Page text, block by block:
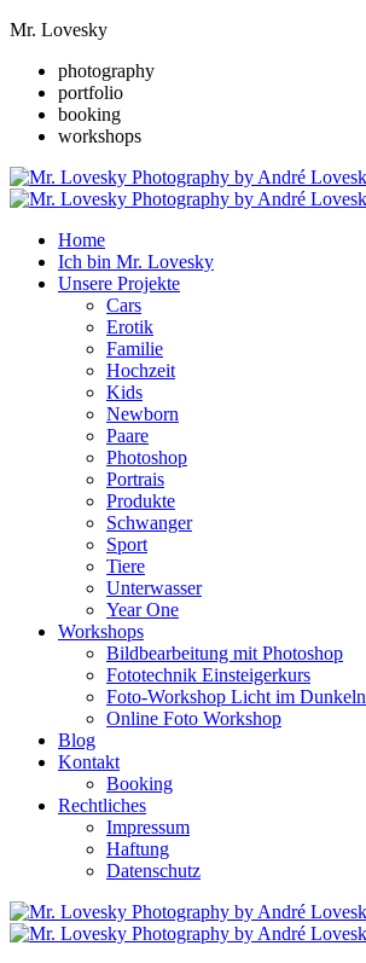
Mr. Lovesky
photography
portfolio
booking
workshops
Home
Ich bin Mr. Lovesky
Unsere Projekte
Cars
Erotik
Familie
Hochzeit
Kids
Newborn
Paare
Photoshop
Portrais
Produkte
Schwanger
Sport
Tiere
Unterwasser
Year One
Workshops
Bildbearbeitung mit Photoshop
Fototechnik Einsteigerkurs
Foto-Workshop Licht im Dunkeln
Online Foto Workshop
Blog
Kontakt
Booking
Rechtliches
Impressum
Haftung
Datenschutz